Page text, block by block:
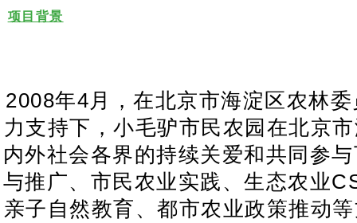
项目背景
2008年4月，在北京市海淀区农林
力支持下，小毛驴市民农园在北京
内外社会各界的持续关爱和共同参
与推广、市民农业实践、生态农业
亲子自然教育、都市农业政策推动